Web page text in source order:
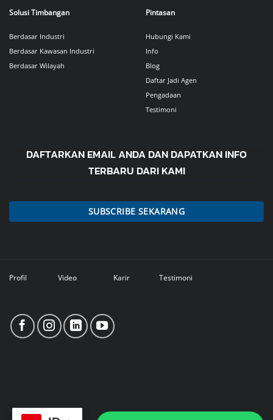
Solusi Timbangan
Berdasar Industri
Berdasar Kawasan Industri
Berdasar Wilayah
Pintasan
Hubungi Kami
Info
Blog
Daftar Jadi Agen
Pengadaan
Testimoni
DAFTARKAN EMAIL ANDA DAN DAPATKAN INFO
TERBARU DARI KAMI
SUBSCRIBE SEKARANG
Profil Video Karir Testimoni